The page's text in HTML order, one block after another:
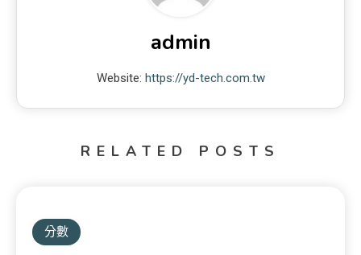
admin
Website: https://yd-tech.com.tw
RELATED POSTS
分數